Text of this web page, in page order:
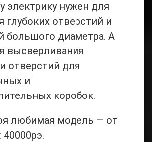
электрику нужен для
глубоких отверстий и
большого диаметра. А
высверливания
отверстий для
и
коробок.
любимая модель — от
40000рэ.